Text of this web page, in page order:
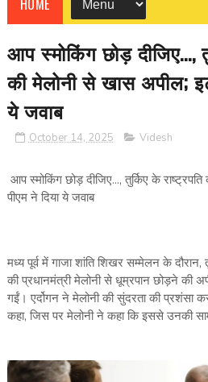
HOME
आप स्मोकिंग छोड़ दीजिए...,
की मेलोनी से खास अपील;
ये जवाब
October 14, 2025 Videsh
आप स्मोकिंग छोड़ दीजिए..., तुर्किए के
पीएम ने दिया ये जवाब
मध्य पूर्व में गाजा शांति शिखर सम्मेलन के दौरान,
की प्रधानमंत्री मेलोनी से धूम्रपान छोड़ने की
गईं। एर्दोगन ने मेलोनी की सुंदरता की प्रशंसा
कहा, जिस पर मेलोनी ने कहा कि इससे उनकी